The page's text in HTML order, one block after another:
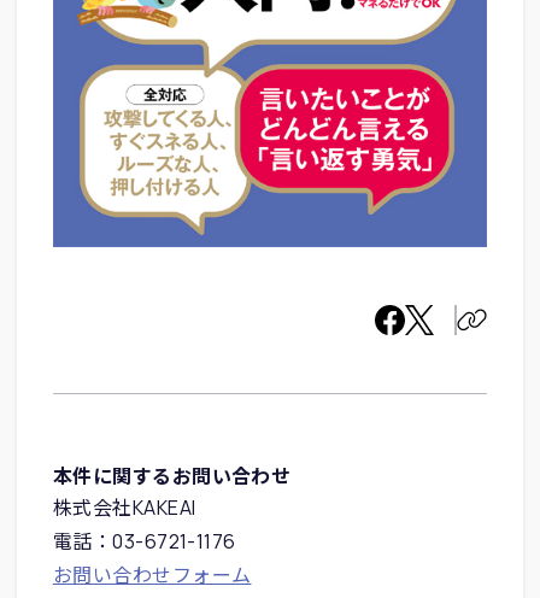
本件に関するお問い合わせ
株式会社KAKEAI
電話：03-6721-1176
お問い合わせフォーム